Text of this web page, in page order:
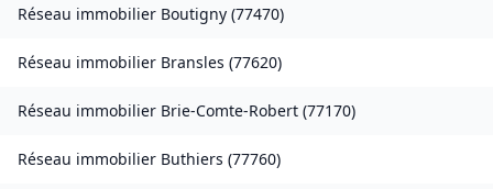
Réseau immobilier Boutigny (77470)
Réseau immobilier Bransles (77620)
Réseau immobilier Brie-Comte-Robert (77170)
Réseau immobilier Buthiers (77760)